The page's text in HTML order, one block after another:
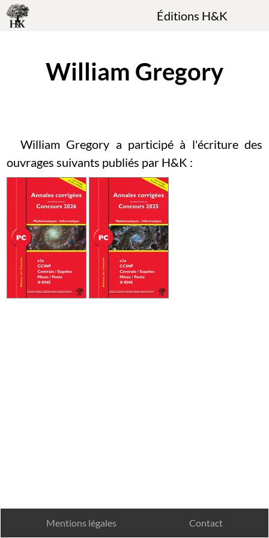
Éditions H&K
William Gregory
William Gregory a participé à l'écriture des
ouvrages suivants publiés par H&K :
Mentions légales Contact